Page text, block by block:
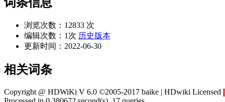
浏览次数： 12833 次
编辑次数： 1次 历史版本
更新时间： 2022-06-30
相关词条
Copyright @ HDWiKi V 6.0 ©2005-2017 baike | HDwiki Licensed